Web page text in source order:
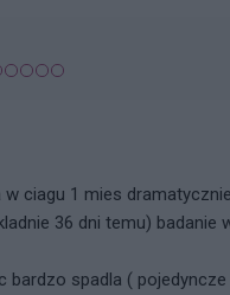
w ciagu 1 mies
36 dni temu)
bardzo spadla (